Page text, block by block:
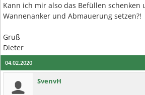
Kann ich mir also das Befüllen schenken
Wannenanker und Abmauerung setzen?!
Gruß
Dieter
04.02.2020
SvenvH